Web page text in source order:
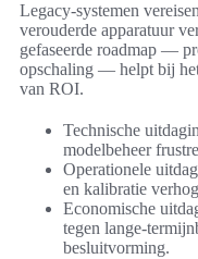
Legacy-systemen
verouderde apparatuur
gefaseerde roadmap —
opschaling — helpt bij het
van ROI.
Technische
modelbeheer
Operationele
en kalibratie
Economische
tegen lange-
besluitvorming.